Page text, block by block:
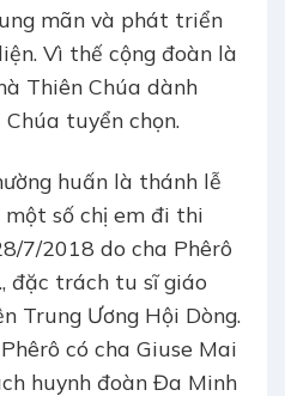
mãn và phát triển
Vì thế cộng đoàn là
Thiên Chúa dành
tuyển chọn.
huấn là thánh lễ
số chị em đi thi
7/2018 do cha Phêrô
đặc trách tu sĩ giáo
Trung Ương Hội Dòng.
có cha Giuse Mai
huynh đoàn Đa Minh